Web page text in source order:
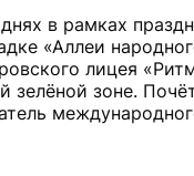
в рамках
«Аллеи
лицея
зелёной зоне.